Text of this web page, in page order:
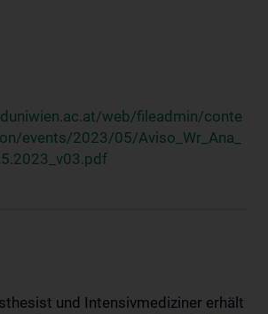
web/fileadmin/conte
events/2023/05/Aviso_Wr_Ana_
und Intensivmediziner erhält